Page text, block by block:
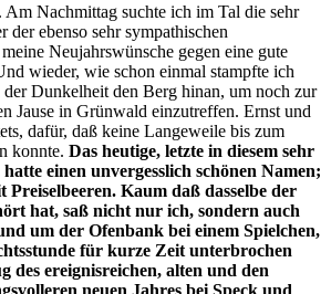
Nachmittag suchte ich im Tal die sehr
der ebenso sehr sympathischen
Neujahrswünsche gegen eine gute
wieder, wie schon einmal stampfte ich
Dunkelheit den Berg hinan, um noch zur
Jause in Grünwald einzutreffen. Ernst und
dafür, daß keine Langeweile bis zum
konnte. Das heutige, letzte in diesem sehr
einen unvergesslich schönen Namen;
Kaum daß dasselbe der
hat, saß nicht nur ich, sondern auch
um der Ofenbank bei einem Spielchen,
für kurze Zeit unterbrochen
des ereignisreichen, alten und den
neuen Jahres bei Speck und